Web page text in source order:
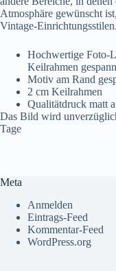
Atmosphäre gewünscht
Vintage-Einrichtungsstilen.
Hochwertige Foto-
Keilrahmen
Motiv am Rand
2 cm Keilrahmen
Qualitätdruck matt
Das Bild wird
Tage
Meta
Anmelden
Eintrags-Feed
Kommentar-Feed
WordPress.org